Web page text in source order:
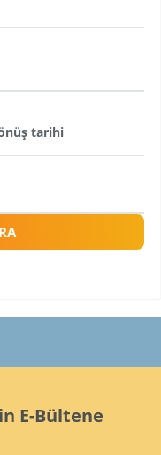
tarihi
E-Bültene